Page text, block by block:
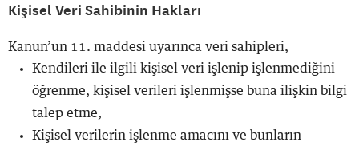
Kişisel Veri Sahibinin Hakları
Kanun’un 11. maddesi uyarınca veri sahipleri,
Kendileri ile ilgili kişisel veri işlenip işlenmediğini
öğrenme, kişisel verileri işlenmişse buna ilişkin bilgi
talep etme,
Kişisel verilerin işlenme amacını ve bunların